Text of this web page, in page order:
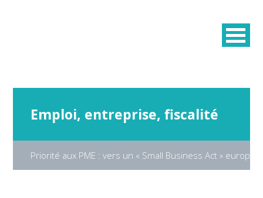
Emploi, entreprise, fiscalité
Priorité aux PME : vers un « Small Business Act »